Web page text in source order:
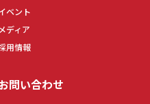
ベント
メディア
用情報
問い合わせ